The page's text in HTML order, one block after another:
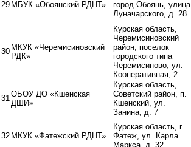
29 МБУК «Обоянский РДНТ»
город Обоянь, улица
Луначарского, д. 28
30 МКУК «Черемисиновский
РДК»
Курская область,
Черемисиновский
район, поселок
городского типа
Черемисиново, ул.
Кооперативная, 2
31ОБОУ ДО «Кшенская
ДШИ»
Курская область,
Советский район, п.
Кшенский, ул.
Занина, д. 7
32 МКУК «Фатежский РДНТ»
Курская область, г.
Фатеж, ул. Карла
Маркса, д. 32